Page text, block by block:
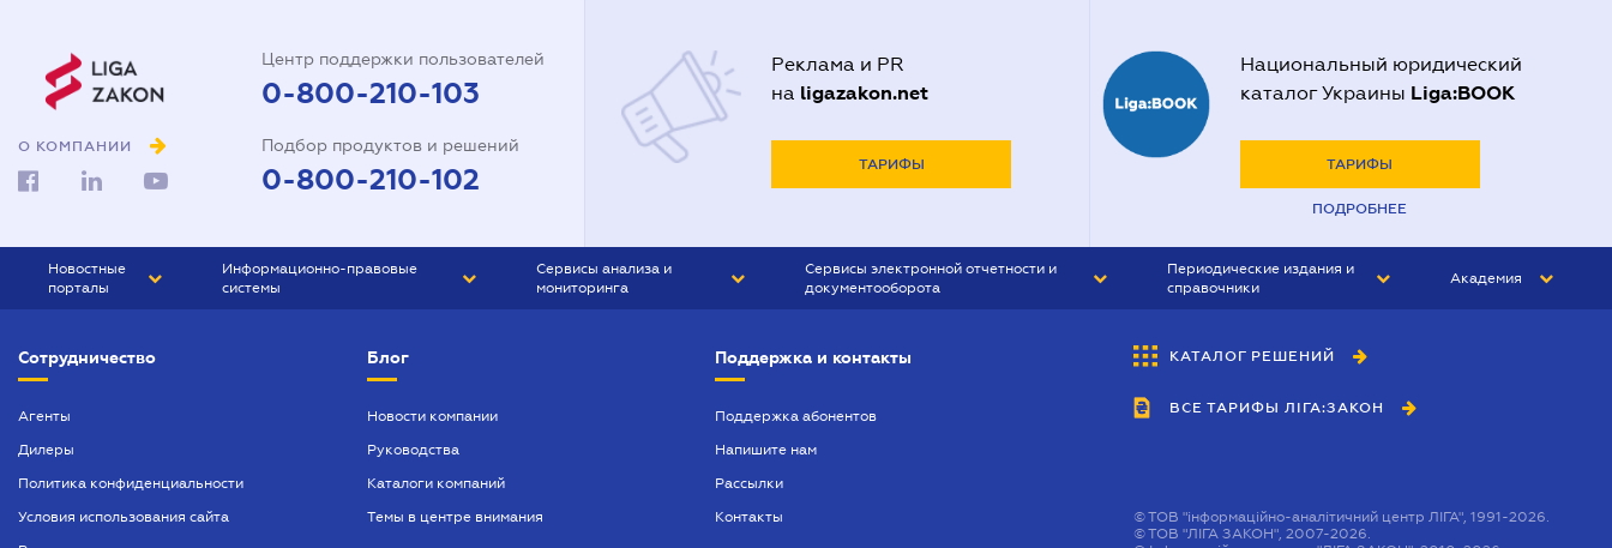
О КОМПАНИИ
Центр поддержки пользователей
0-800-210-103
Подбор продуктов и решений
0-800-210-102
Реклама и PR
на ligazakon.net
ТАРИФЫ
Национальный юридический
каталог Украины Liga:BOOK
ТАРИФЫ
ПОДРОБНЕЕ
Новостные
порталы
БИЗНЕС
Информационно-правовые
системы
БУХГАЛТЕР ПРОФ
ЮРИСТ ПРОФ
Сервисы анализа и
мониторинга
Сервисы электронной отчетности и
документооборота
Периодические издания и
справочники
БУХГАЛТЕР&ЗАКОН
ВЕСТНИК МСФО
Академия
Сотрудничество
Агенты
Дилеры
Политика конфиденциальности
Условия использования сайта
Блог
Новости компании
Руководства
Каталоги компаний
Темы в центре внимания
Поддержка и контакты
Поддержка абонентов
Напишите нам
Рассылки
Контакты
КАТАЛОГ РЕШЕНИЙ
ВСЕ ТАРИФЫ ЛІГА:ЗАКОН
©ТОВ "інформаційно-аналітичний центр ЛІГА", 1991-2026.
©ТОВ "ЛІГА ЗАКОН", 2007-2026.